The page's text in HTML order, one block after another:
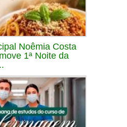
Noêmia Costa
1ª Noite da